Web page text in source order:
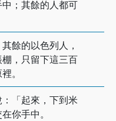
；其餘的人都可
餘的以色列人，
，只留下這三百
。
「起來，下到米
你手中。